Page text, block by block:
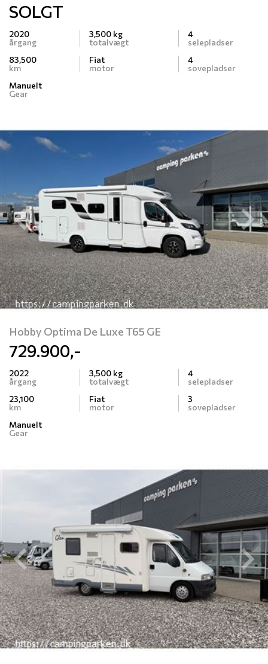
SOLGT
2020
årgang
83,500
km
Manuelt
Gear
3,500 kg
totalvægt
Fiat
motor
4
selepladser
4
sovepladser
Previous
Hobby Optima De Luxe T65 GE
729.900,-
2022
årgang
23,100
km
Manuelt
Gear
3,500 kg
totalvægt
Fiat
motor
4
selepladser
3
sovepladser
Previous